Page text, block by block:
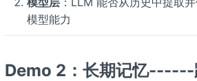
模型能力
Demo 2：长期记忆------